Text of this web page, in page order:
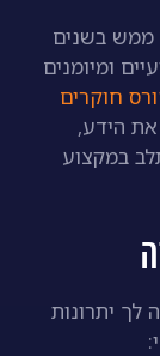
ממש בשנים
ומיומנים
חוקרים
הידע,
במקצוע
יתרונות